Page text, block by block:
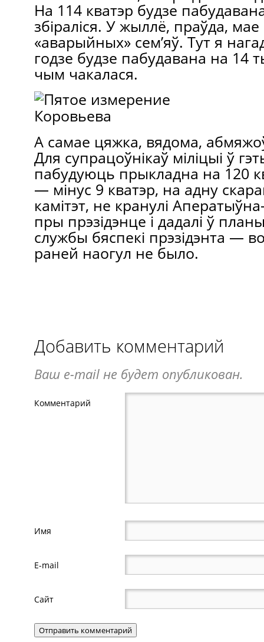
На 114 кватэр будзе
збіраліся. У жыллё, праўда, мае
«аварыйных» сем’яў. Тут я
годзе будзе пабудавана на 14
чым чакалася.
А самае цяжка, вядома,
Для супрацоўнікаў міліцыі ў
пабудуюць прыкладна на 120
— мінус 9 кватэр, на адну
камітэт, не кранулі
пры прэзідэнце і дадалі ў
службы бяспекі прэзідэнта —
раней наогул не было.
Добавить комментарий
Ваш e-mail не будет опубликован.
Комментарий
Имя
E-mail
Сайт